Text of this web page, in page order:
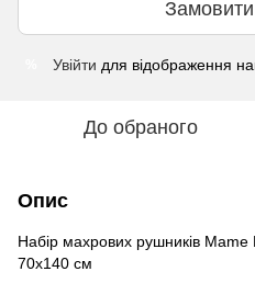
Увійти для відображення
До обраного
Опис
Набір махрових рушників
70х140 см